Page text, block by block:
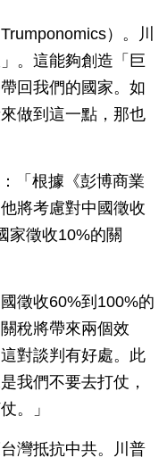
）。川
。這能夠創造「巨
回我們的國家。如
做到這一點，那也
「根據《彭博商業
將考慮對中國徵收
家徵收10%的關
徵收60%到100%的
稅將帶來兩個效
對談判有好處。此
我們不要去打仗，
。」
灣抵抗中共。川普